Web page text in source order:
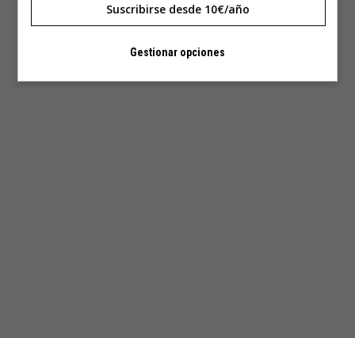
Suscribirse desde 10€/año
Gestionar opciones